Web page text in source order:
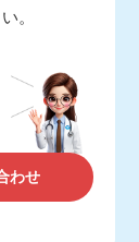
。
わせ